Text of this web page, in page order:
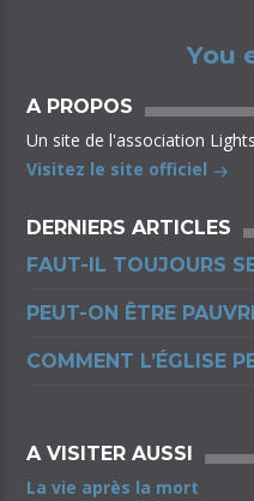
You
A PROPOS
Un site de l'association
Visitez le site officiel
DERNIERS ARTICLES
FAUT-IL TOUJOURS
PEUT-ON ÊTRE
COMMENT L’ÉGLISE
A VISITER AUSSI
La vie après la mort